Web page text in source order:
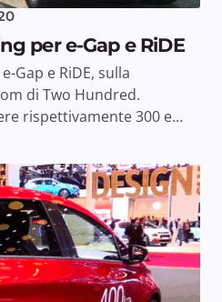
per e-Gap e RiDE
Gap e RiDE, sulla
di Two Hundred.
rispettivamente 300 e…